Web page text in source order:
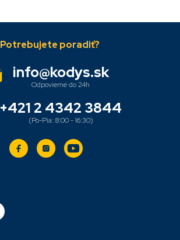
info@kodys.sk
+421 2 4342 3844